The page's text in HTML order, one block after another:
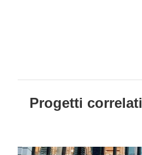
Progetti correlati